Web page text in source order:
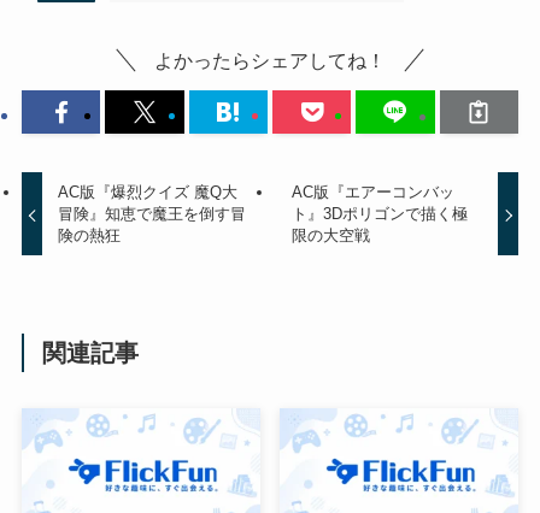
よかったらシェアしてね！
AC版『爆烈クイズ 魔Q大
冒険』知恵で魔王を倒す冒
険の熱狂
AC版『エアーコンバッ
ト』3Dポリゴンで描く極
限の大空戦
関連記事